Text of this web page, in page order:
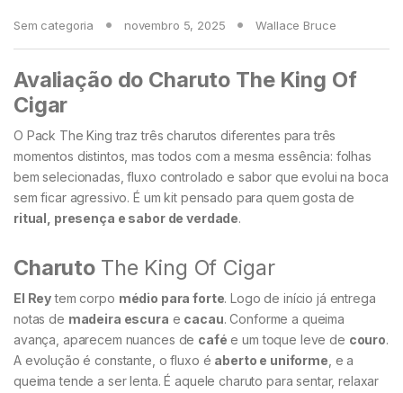
Sem categoria novembro 5, 2025 Wallace Bruce
Avaliação do Charuto The King Of
Cigar
O Pack The King traz três charutos diferentes para três
momentos distintos, mas todos com a mesma essência: folhas
bem selecionadas, fluxo controlado e sabor que evolui na boca
sem ficar agressivo. É um kit pensado para quem gosta de
ritual, presença e sabor de verdade.
Charuto The King Of Cigar
El Reytem corpo médio para forte. Logo de início já entrega
notas de madeira escura e cacau. Conforme a queima
avança, aparecem nuances de café e um toque leve de couro.
A evolução é constante, o fluxo é aberto e uniforme, e a
queima tende a ser lenta. É aquele charuto para sentar, relaxar